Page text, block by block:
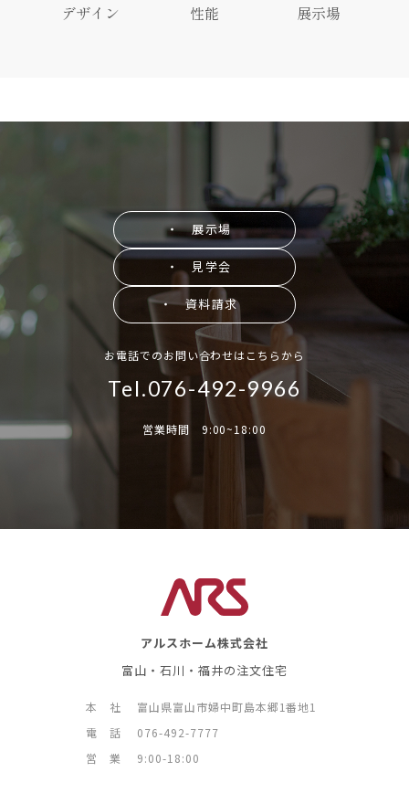
デザイン 性能 展示場
・ 展示場
・ 見学会
・ 資料請求
お電話でのお問い合わせはこちらから
Tel.076-492-9966
営業時間 9:00~18:00
アルスホーム株式会社
富山・石川・福井の注文住宅
本 社
富山県富山市婦中町島本郷1番地1
電 話
076-492-7777
営 業
9:00-18:00